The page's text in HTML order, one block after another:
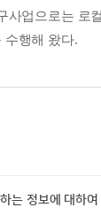
사업으로는 로
수행해 왔다.
는 정보에 대하